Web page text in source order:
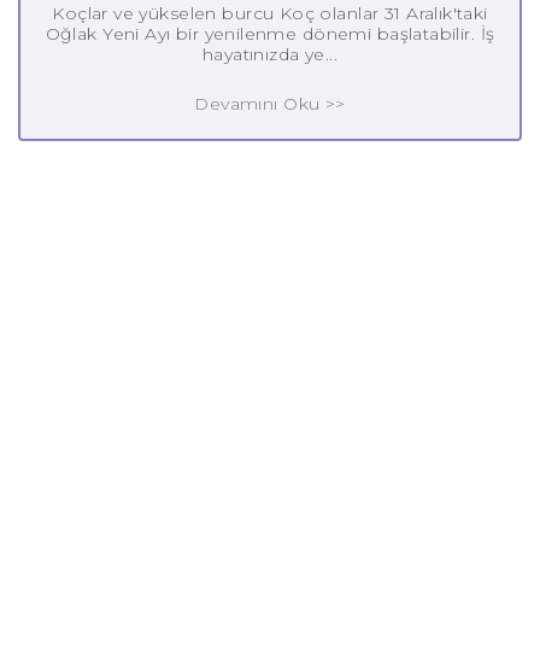
Koçlar ve yükselen burcu Koç olanlar 31 Aralık'taki
Oğlak Yeni Ayı bir yenilenme dönemi başlatabilir. İş
hayatınızda ye...
Devamını Oku >>